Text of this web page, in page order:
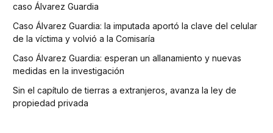
caso Álvarez Guardia
Caso Álvarez Guardia: la imputada aportó la clave del celular
de la víctima y volvió a la Comisaría
Caso Álvarez Guardia: esperan un allanamiento y nuevas
medidas en la investigación
Sin el capítulo de tierras a extranjeros, avanza la ley de
propiedad privada